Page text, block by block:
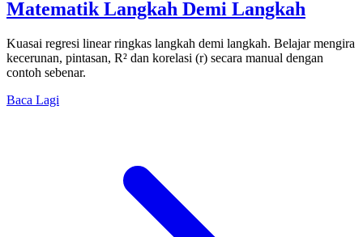
Matematik Langkah Demi Langkah
Kuasai regresi linear ringkas langkah demi langkah. Belajar mengira
kecerunan, pintasan, R² dan korelasi (r) secara manual dengan
contoh sebenar.
Baca Lagi